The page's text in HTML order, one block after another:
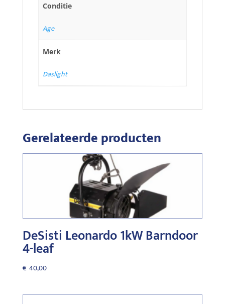
Conditie
Age
Merk
Daslight
Gerelateerde producten
DeSisti Leonardo 1kW Barndoor
4-leaf
€ 40,00